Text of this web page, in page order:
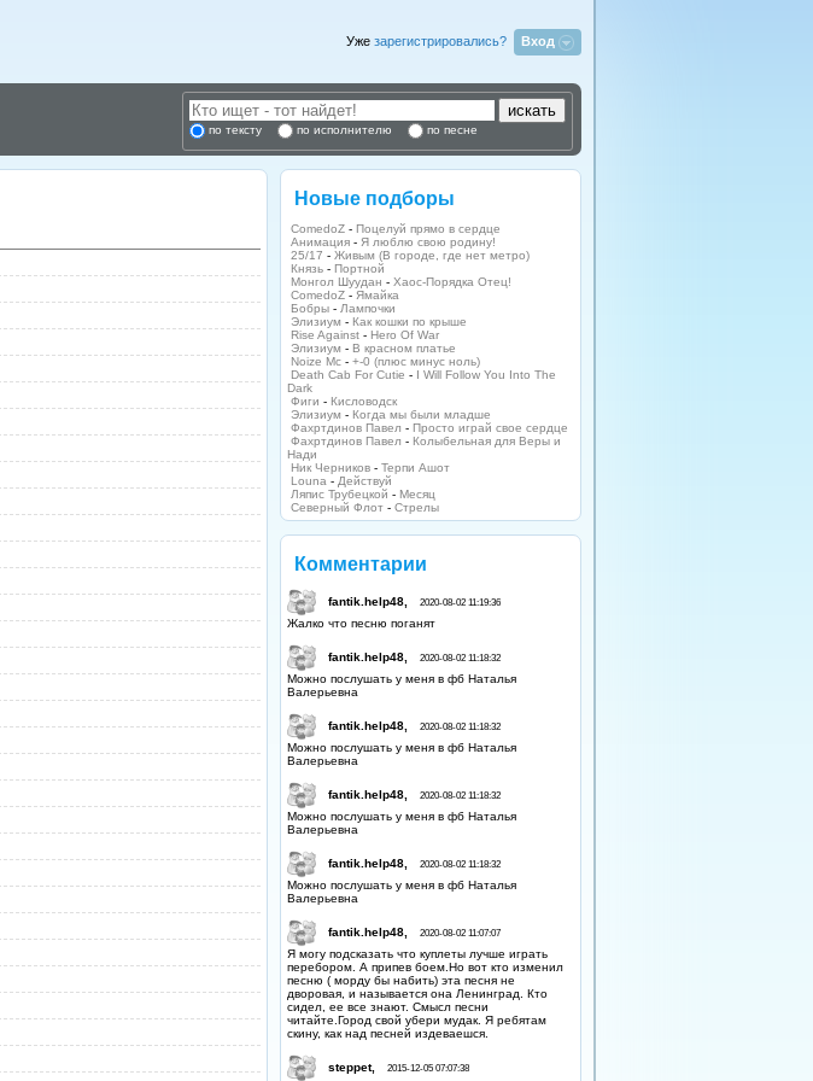
Уже зарегистрировались? Вход
по тексту по исполнителю по песне
Новые подборы
ComedoZ - Поцелуй прямо в сердце
Анимация - Я люблю свою родину!
25/17 - Живым (В городе, где нет метро)
Князь - Портной
Монгол Шуудан - Хаос-Порядка Отец!
ComedoZ - Ямайка
Бобры - Лампочки
Элизиум - Как кошки по крыше
Rise Against - Hero Of War
Элизиум - В красном платье
Noize Mc - +-0 (плюс минус ноль)
Death Cab For Cutie - I Will Follow You Into The
Dark
Фиги - Кисловодск
Элизиум - Когда мы были младше
Фахртдинов Павел - Просто играй свое сердце
Фахртдинов Павел - Колыбельная для Веры и
Нади
Ник Черников - Терпи Ашот
Louna - Действуй
Ляпис Трубецкой - Месяц
Северный Флот - Стрелы
Комментарии
fantik.help48, 2020-08-02 11:19:36
Жалко что песню поганят
fantik.help48, 2020-08-02 11:18:32
Можно послушать у меня в фб Наталья
Валерьевна
fantik.help48, 2020-08-02 11:18:32
Можно послушать у меня в фб Наталья
Валерьевна
fantik.help48, 2020-08-02 11:18:32
Можно послушать у меня в фб Наталья
Валерьевна
fantik.help48, 2020-08-02 11:18:32
Можно послушать у меня в фб Наталья
Валерьевна
fantik.help48, 2020-08-02 11:07:07
Я могу подсказать что куплеты лучше играть
перебором. А припев боем.Но вот кто изменил
песню ( морду бы набить) эта песня не
дворовая, и называется она Ленинград. Кто
сидел, ее все знают. Смысл песни
читайте.Город свой убери мудак. Я ребятам
скину, как над песней издеваешся.
steppet, 2015-12-05 07:07:38